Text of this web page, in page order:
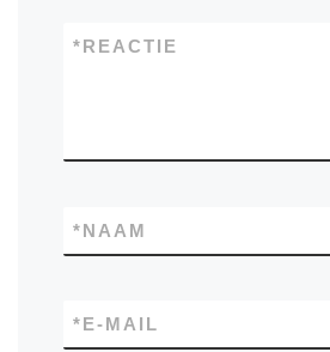
REACTIE
*
NAAM
*
E-MAIL
*